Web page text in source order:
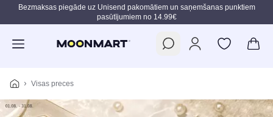
Pāriet uz galveno saturu
Bezmaksas piegāde uz Unisend pakomātiem un saņemšanas punktiem
pasūtījumiem no 14.99€
Visas preces